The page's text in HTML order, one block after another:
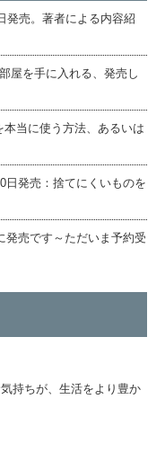
発売。著者による内容紹
屋を手に入れる、発売し
当に使う方法、あるいは
日発売：捨てにくいものを
発売です～ただいま予約受
持ちが、生活をより豊か